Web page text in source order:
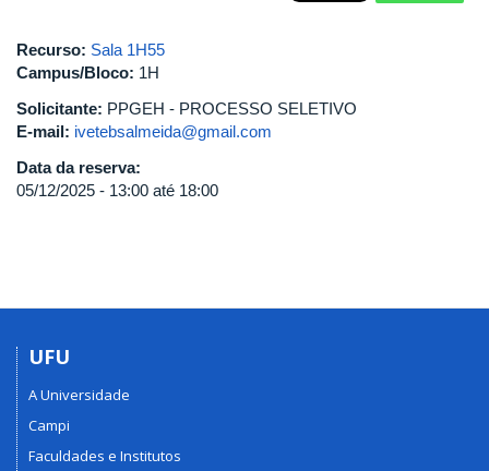
Recurso: Sala 1H55
Campus/Bloco: 1H
Solicitante: PPGEH - PROCESSO SELETIVO
E-mail: ivetebsalmeida@gmail.com
Data da reserva:
05/12/2025 - 13:00 até 18:00
UFU
A Universidade
Campi
Faculdades e Institutos